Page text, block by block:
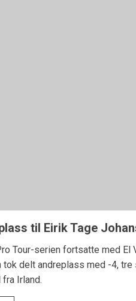
til Eirik Tage
Tour-serien fortsatte med El
tok delt andreplass med -4, tre
Irland.